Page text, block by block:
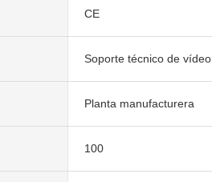
CE
Soporte técnico de vídeo
Planta manufacturera
100